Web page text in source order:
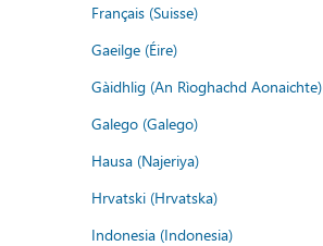
Français (Suisse)
Gaeilge (Éire)
Gàidhlig (An Rìoghachd Aonaichte)
Galego (Galego)
Hausa (Najeriya)
Hrvatski (Hrvatska)
Indonesia (Indonesia)